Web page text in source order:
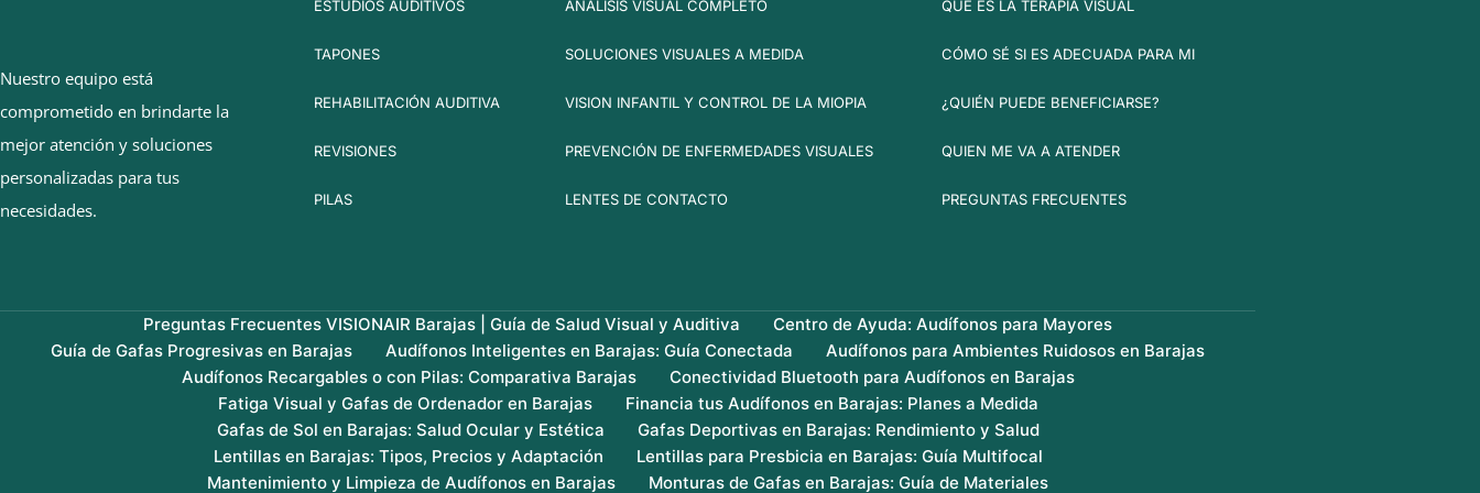
Nuestro equipo está
comprometido en brindarte la
mejor atención y soluciones
personalizadas para tus
necesidades.
ESTUDIOS AUDITIVOS
TAPONES
REHABILITACIÓN AUDITIVA
REVISIONES
PILAS
ANALISIS VISUAL COMPLETO
SOLUCIONES VISUALES A MEDIDA
VISION INFANTIL Y CONTROL DE LA MIOPIA
PREVENCIÓN DE ENFERMEDADES VISUALES
LENTES DE CONTACTO
QUÉ ES LA TERAPIA VISUAL
CÓMO SÉ SI ES ADECUADA PARA MI
¿QUIÉN PUEDE BENEFICIARSE?
QUIEN ME VA A ATENDER
PREGUNTAS FRECUENTES
Preguntas Frecuentes VISIONAIR Barajas | Guía de Salud Visual y Auditiva
Centro de Ayuda: Audífonos para Mayores
Guía de Gafas Progresivas en Barajas
Audífonos Inteligentes en Barajas: Guía Conectada
Audífonos para Ambientes Ruidosos en Barajas
Audífonos Recargables o con Pilas: Comparativa Barajas
Conectividad Bluetooth para Audífonos en Barajas
Fatiga Visual y Gafas de Ordenador en Barajas
Financia tus Audífonos en Barajas: Planes a Medida
Gafas de Sol en Barajas: Salud Ocular y Estética
Gafas Deportivas en Barajas: Rendimiento y Salud
Lentillas en Barajas: Tipos, Precios y Adaptación
Lentillas para Presbicia en Barajas: Guía Multifocal
Mantenimiento y Limpieza de Audífonos en Barajas
Monturas de Gafas en Barajas: Guía de Materiales